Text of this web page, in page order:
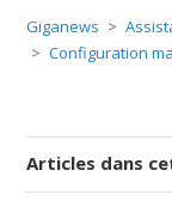
Giganews
Configuration
Articles dans